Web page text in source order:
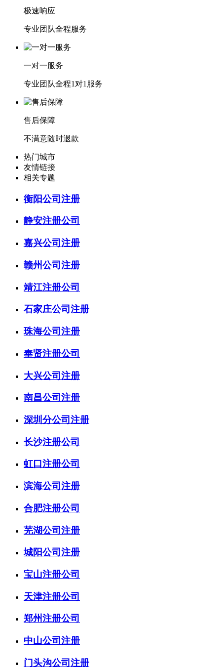
极速响应
专业团队全程服务
一对一服务
专业团队全程1对1服务
售后保障
不满意随时退款
热门城市
友情链接
相关专题
衡阳公司注册
静安注册公司
嘉兴公司注册
赣州公司注册
靖江注册公司
石家庄公司注册
珠海公司注册
奉贤注册公司
大兴公司注册
南昌公司注册
深圳分公司注册
长沙注册公司
虹口注册公司
滨海公司注册
合肥注册公司
芜湖公司注册
城阳公司注册
宝山注册公司
天津注册公司
郑州注册公司
中山公司注册
门头沟公司注册